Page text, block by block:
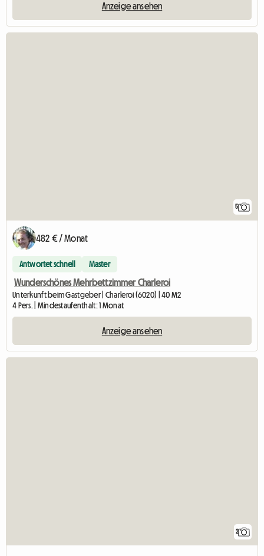
Anzeige ansehen
5
482 € / Monat
Antwortet schnell Master
Wunderschönes Mehrbettzimmer Charleroi
Unterkunft beim Gastgeber | Charleroi (6020) | 40 M2
4 Pers. | Mindestaufenthalt: 1 Monat
Anzeige ansehen
2